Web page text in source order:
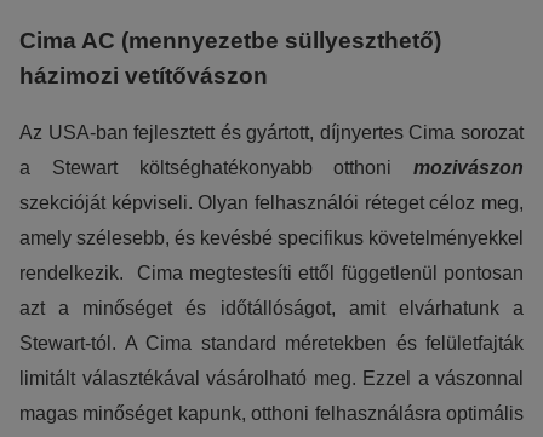
Cima AC (mennyezetbe süllyeszthető)
házimozi vetítővászon
Az USA-ban fejlesztett és gyártott, díjnyertes Cima sorozat
a Stewart költséghatékonyabb otthoni mozivászon
szekcióját képviseli. Olyan felhasználói réteget céloz meg,
amely szélesebb, és kevésbé specifikus követelményekkel
rendelkezik. Cima megtestesíti ettől függetlenül pontosan
azt a minőséget és időtállóságot, amit elvárhatunk a
Stewart-tól. A Cima standard méretekben és felületfajták
limitált választékával vásárolható meg. Ezzel a vászonnal
magas minőséget kapunk, otthoni felhasználásra optimális